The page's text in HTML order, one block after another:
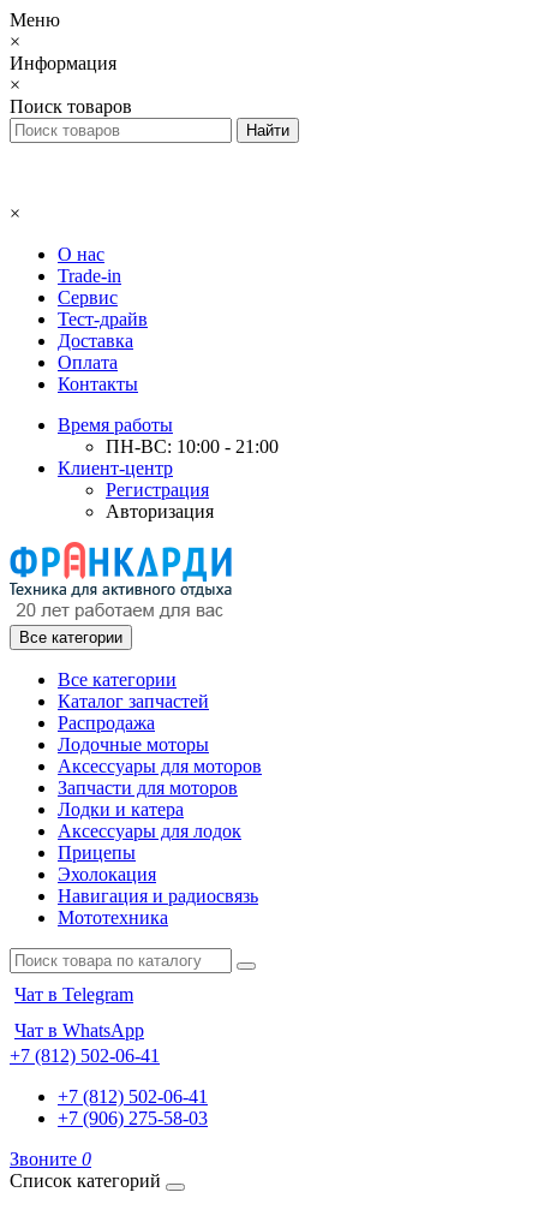
Меню
×
Информация
×
Поиск товаров
×
О нас
Trade-in
Сервис
Тест-драйв
Доставка
Оплата
Контакты
Время работы
ПН-ВС: 10:00 - 21:00
Клиент-центр
Регистрация
Авторизация
Все категории
Все категории
Каталог запчастей
Распродажа
Лодочные моторы
Аксессуары для моторов
Запчасти для моторов
Лодки и катера
Аксессуары для лодок
Прицепы
Эхолокация
Навигация и радиосвязь
Мототехника
Чат в Telegram
Чат в WhatsApp
+7 (812) 502-06-41
+7 (812) 502-06-41
+7 (906) 275-58-03
Звоните 0
Список категорий